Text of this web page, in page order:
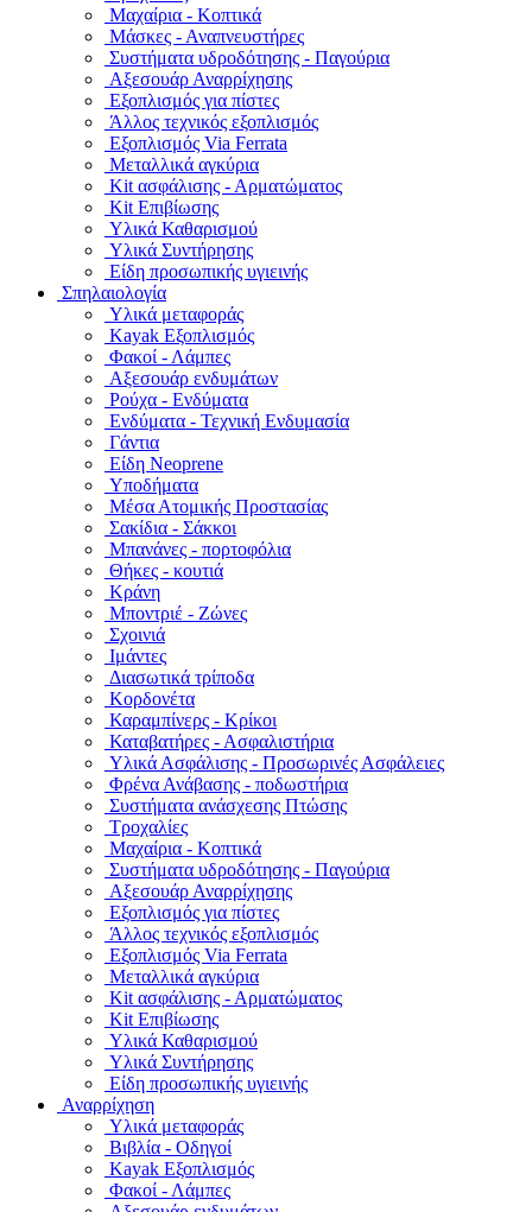
Μαχαίρια - Κοπτικά
Μάσκες - Αναπνευστήρες
Συστήματα υδροδότησης - Παγούρια
Αξεσουάρ Αναρρίχησης
Εξοπλισμός για πίστες
Άλλος τεχνικός εξοπλισμός
Εξοπλισμός Via Ferrata
Μεταλλικά αγκύρια
Kit ασφάλισης - Αρματώματος
Kit Επιβίωσης
Υλικά Καθαρισμού
Υλικά Συντήρησης
Είδη προσωπικής υγιεινής
Σπηλαιολογία
Υλικά μεταφοράς
Kayak Εξοπλισμός
Φακοί - Λάμπες
Αξεσουάρ ενδυμάτων
Ρούχα - Ενδύματα
Ενδύματα - Τεχνική Ενδυμασία
Γάντια
Είδη Neoprene
Υποδήματα
Μέσα Ατομικής Προστασίας
Σακίδια - Σάκκοι
Μπανάνες - πορτοφόλια
Θήκες - κουτιά
Κράνη
Μποντριέ - Ζώνες
Σχοινιά
Ιμάντες
Διασωτικά τρίποδα
Κορδονέτα
Καραμπίνερς - Κρίκοι
Καταβατήρες - Ασφαλιστήρια
Υλικά Ασφάλισης - Προσωρινές Ασφάλειες
Φρένα Ανάβασης - ποδωστήρια
Συστήματα ανάσχεσης Πτώσης
Τροχαλίες
Μαχαίρια - Κοπτικά
Συστήματα υδροδότησης - Παγούρια
Αξεσουάρ Αναρρίχησης
Εξοπλισμός για πίστες
Άλλος τεχνικός εξοπλισμός
Εξοπλισμός Via Ferrata
Μεταλλικά αγκύρια
Kit ασφάλισης - Αρματώματος
Kit Επιβίωσης
Υλικά Καθαρισμού
Υλικά Συντήρησης
Είδη προσωπικής υγιεινής
Αναρρίχηση
Υλικά μεταφοράς
Βιβλία - Οδηγοί
Kayak Εξοπλισμός
Φακοί - Λάμπες